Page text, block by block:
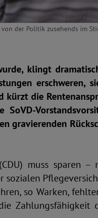
der Politik zusehends im
klingt
erschweren,
die
gravierenden
muss sparen
sozialen
so Warken,
Zahlungsfähigkeit